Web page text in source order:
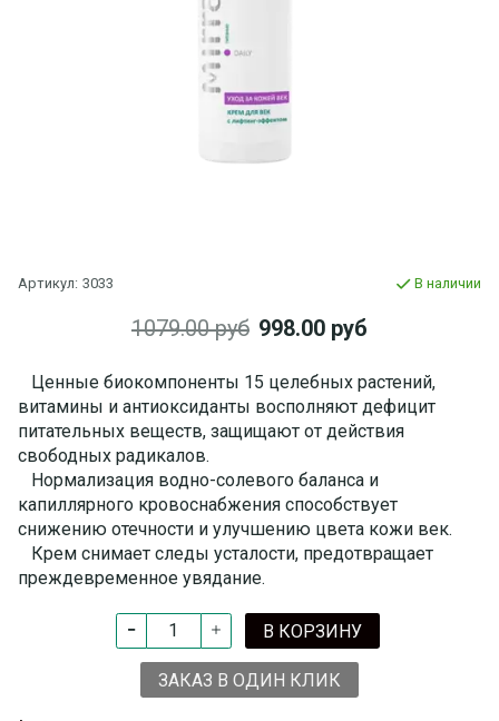
Артикул: 3033 В наличии
1079.00 руб 998.00 руб
Ценные биокомпоненты 15 целебных растений,
витамины и антиоксиданты восполняют дефицит
питательных веществ, защищают от действия
свободных радикалов.
Нормализация водно-солевого баланса и
капиллярного кровоснабжения способствует
снижению отечности и улучшению цвета кожи век.
Крем снимает следы усталости, предотвращает
преждевременное увядание.
В КОРЗИНУ
ЗАКАЗ В ОДИН КЛИК